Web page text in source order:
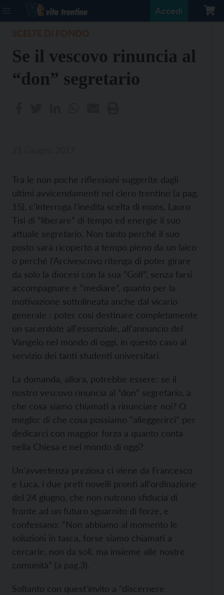
Accedi
Se il vescovo rinuncia al
“don” segretario
Tra le non poche riflessioni suggerite dagli
ultimi avvicendamenti nel clero trentino (a pag.
15), c'interroga l'inedita scelta di mons. Lauro
Tisi di “liberare” di tempo ed energie il suo
attuale segretario. Non tanto perché il suo
posto sarà ricoperto a tempo pieno da un laico
o perché l'Arcivescovo ritenga di poter girare
da solo la diocesi con la sua “Golf”, senza farsi
accompagnare e “mediare”, quanto per la
motivazione sottolineata anche dal vicario
generale : poter così destinare completamente
un sacerdote all'essenziale, all'annuncio del
Vangelo nel mondo di oggi, in questo caso al
servizio dei tanti studenti universitari.
La domanda, allora, potrebbe essere: se il
nostro vescovo rinuncia al “don” segretario, a
che cosa siamo chiamati a rinunciare noi? O
meglio: di che cosa possiamo “alleggerirci” per
dedicarci con maggior forza a quanto conta
nella Chiesa e nel mondo di oggi?
Un'avvertenza preziosa ci viene da Francesco
e Luca, i due preti novelli pronti all'ordinazione
del 24 giugno, che non nutrono sfiducia di
fronte ad un futuro sguarnito di forze, e
confessano: “Non abbiamo al momento le
soluzioni in tasca, forse siamo chiamati a
cercarle, non da soli, ma insieme alle nostre
comunità” (a pag.3).
Soltanto con quest'invito a “discernere